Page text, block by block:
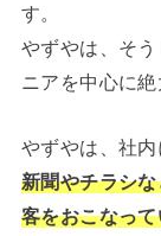
す。
やずやは、そ
ニアを中心に絶
やずやは、社内
新聞やチラシ
客をおこなっ